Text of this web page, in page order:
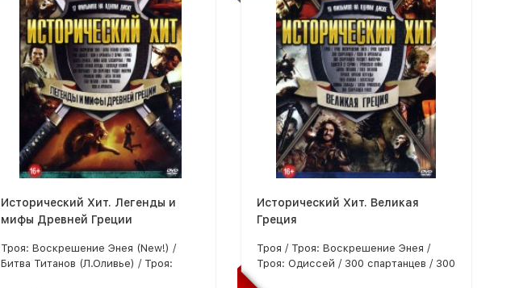
Исторический Хит. Легенды и
мифы Древней Греции
Троя: Воскрешение Энея (New!) /
Битва Титанов (Л.Оливье) / Троя:
Исторический Хит. Великая
Греция
Троя / Троя: Воскрешение Энея /
Троя: Одиссей / 300 спартанцев / 300